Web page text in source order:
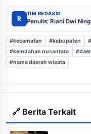
R
TIM REDAKSI
Penulis: Riani Dwi
#kecamatan #kabupaten
#keindahan nusantara
#nama daerah wisata
🔗 Berita Terkait